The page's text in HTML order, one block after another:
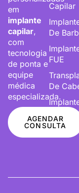
em
implante
capilar,
com
tecnologia
de ponta e
equipe
médica
especializada.
AGENDAR
CONSULTA
Capilar
De
FUE
De
De